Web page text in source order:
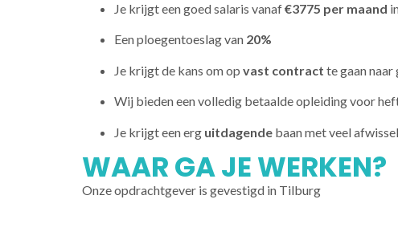
Je krijgt een goed salaris vanaf€3775 per maand
Een ploegentoeslag van 20%
Je krijgt de kans om op vast contract te gaan
Wij bieden een volledig betaalde opleiding voor
Je krijgt een erg uitdagende baan met veel
WAAR GA JE WERKEN?
Onze opdrachtgever is gevestigd in Tilburg